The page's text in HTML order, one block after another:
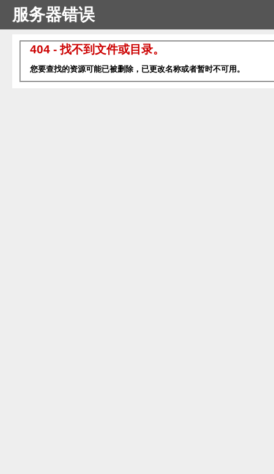
服务器错误
404 - 找不到文件或目录。
您要查找的资源可能已被删除，已更改名称或者暂时不可用。